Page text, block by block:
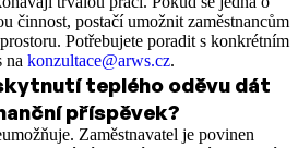
činnost, postačí umožnit zaměstnancům
Potřebujete poradit s konkrétním
na konzultace@arws.cz.
teplého oděvu dát
příspěvek?
Zaměstnavatel je povinen